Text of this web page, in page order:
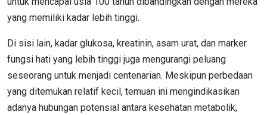
yang memiliki kadar lebih tinggi.
Di sisi lain, kadar glukosa, kreatinin, asam urat, dan marker
fungsi hati yang lebih tinggi juga mengurangi peluang
seseorang untuk menjadi centenarian. Meskipun perbedaan
yang ditemukan relatif kecil, temuan ini mengindikasikan
adanya hubungan potensial antara kesehatan metabolik,